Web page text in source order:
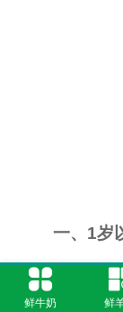
一、1岁
1岁以内的
鲜牛奶 鲜